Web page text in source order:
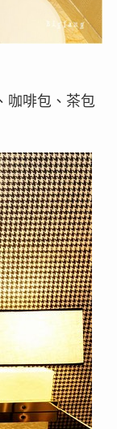
咖啡包、茶包